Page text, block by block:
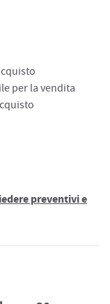
per la vendita
preventivi e